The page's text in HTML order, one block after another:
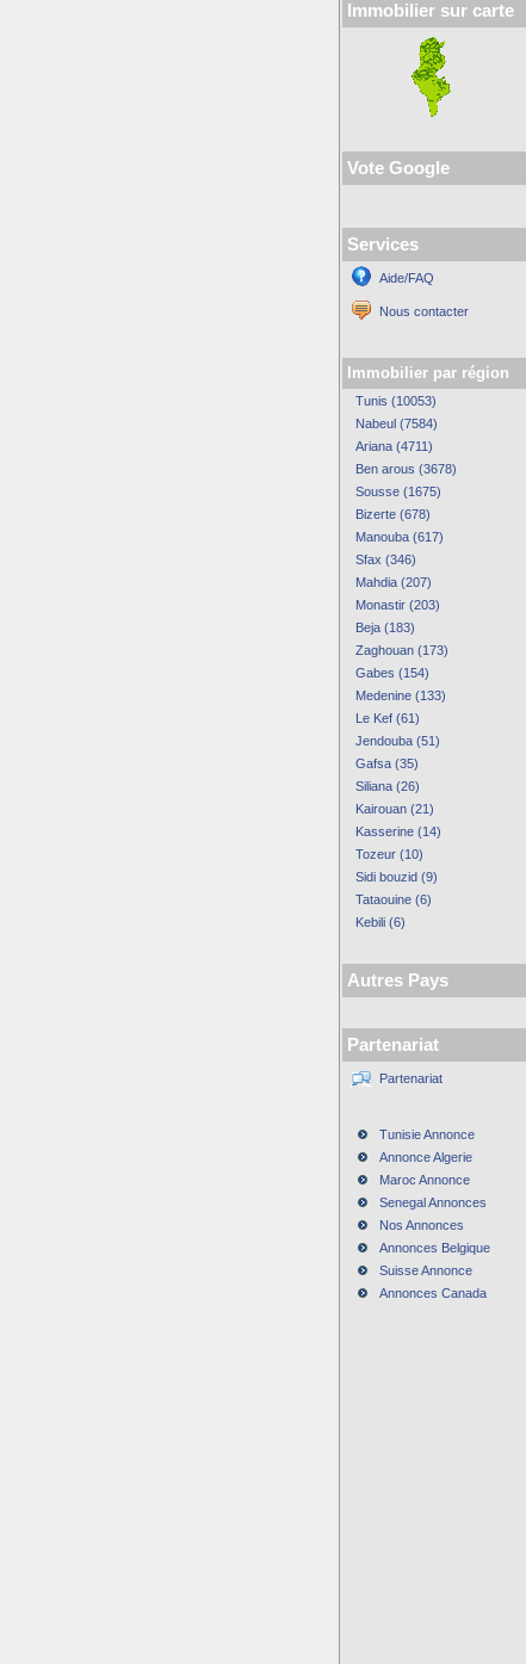
Immobilier sur carte
Vote Google
Services
Aide/FAQ
Nous contacter
Immobilier par région
Tunis (10053)
Nabeul (7584)
Ariana (4711)
Ben arous (3678)
Sousse (1675)
Bizerte (678)
Manouba (617)
Sfax (346)
Mahdia (207)
Monastir (203)
Beja (183)
Zaghouan (173)
Gabes (154)
Medenine (133)
Le Kef (61)
Jendouba (51)
Gafsa (35)
Siliana (26)
Kairouan (21)
Kasserine (14)
Tozeur (10)
Sidi bouzid (9)
Tataouine (6)
Kebili (6)
Autres Pays
Partenariat
Partenariat
Tunisie Annonce
Annonce Algerie
Maroc Annonce
Senegal Annonces
Nos Annonces
Annonces Belgique
Suisse Annonce
Annonces Canada